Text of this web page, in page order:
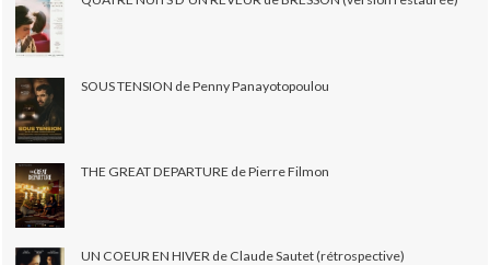
SOUS TENSION de Penny Panayotopoulou
THE GREAT DEPARTURE de Pierre Filmon
UN COEUR EN HIVER de Claude Sautet (rétrospective)